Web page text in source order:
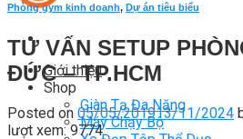
Giới thiệu
Shop
Giàn Tạ Đa Năng
Máy Chạy Bộ
Phòng gym kinh doanh, Dự án tiêu biểu
TƯ VẤN SETUP
ĐỨC – TP.HCM
Posted on 05/05/201913/11/2024
lượt xem: 9774